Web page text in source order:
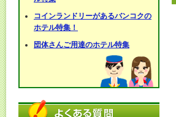
コインランドリーがあるバンコクの
ホテル特集！
団体さんご用達のホテル特集